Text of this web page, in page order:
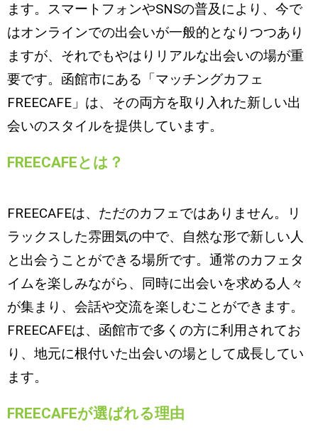
ます。スマートフォンやSNSの普及により、今で
はオンラインでの出会いが一般的となりつつあり
ますが、それでもやはりリアルな出会いの場が重
要です。函館市にある「マッチングカフェ
FREECAFE」は、その両方を取り入れた新しい出
会いのスタイルを提供しています。
FREECAFEとは？
FREECAFEは、ただのカフェではありません。リ
ラックスした雰囲気の中で、自然な形で新しい人
と出会うことができる場所です。通常のカフェタ
イムを楽しみながら、同時に出会いを求める人々
が集まり、会話や交流を楽しむことができます。
FREECAFEは、函館市で多くの方に利用されてお
り、地元に根付いた出会いの場として成長してい
ます。
FREECAFEが選ばれる理由